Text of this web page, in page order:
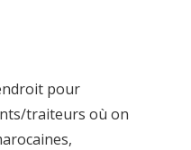
pour
traiteurs où on